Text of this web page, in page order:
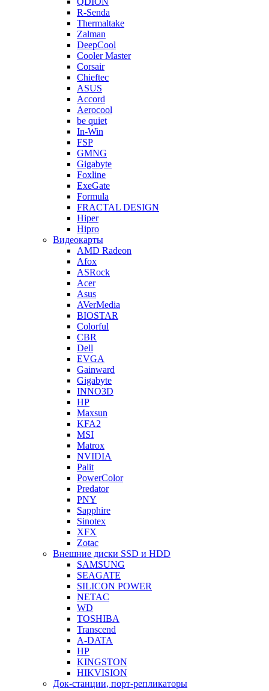
R-Senda
Thermaltake
Zalman
DeepCool
Cooler Master
Corsair
Chieftec
ASUS
Accord
Aerocool
be quiet
In-Win
FSP
GMNG
Gigabyte
Foxline
ExeGate
Formula
FRACTAL DESIGN
Hiper
Hipro
Видеокарты
AMD Radeon
Afox
ASRock
Acer
Asus
AVerMedia
BIOSTAR
Colorful
CBR
Dell
EVGA
Gainward
Gigabyte
INNO3D
HP
Maxsun
KFA2
MSI
Matrox
NVIDIA
Palit
PowerColor
Predator
PNY
Sapphire
Sinotex
XFX
Zotac
Внешние диски SSD и HDD
SAMSUNG
SEAGATE
SILICON POWER
NETAC
WD
TOSHIBA
Transcend
A-DATA
HP
KINGSTON
HIKVISION
Док-станции, порт-репликаторы